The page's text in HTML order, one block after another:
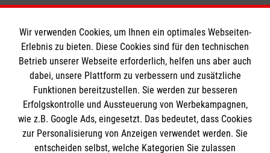
Informationen
Impressum
Datenschutz
Kontakt
Die Malteser
Wir verwenden Cookies, um Ihnen ein optimales Webseiten-
Erlebnis zu bieten. Diese Cookies sind für den technischen
Betrieb unserer Webseite erforderlich, helfen uns aber auch
dabei, unsere Plattform zu verbessern und zusätzliche
Funktionen bereitzustellen. Sie werden zur besseren
Erfolgskontrolle und Aussteuerung von Werbekampagnen,
wie z.B. Google Ads, eingesetzt. Das bedeutet, dass Cookies
zur Personalisierung von Anzeigen verwendet werden. Sie
entscheiden selbst, welche Kategorien Sie zulassen